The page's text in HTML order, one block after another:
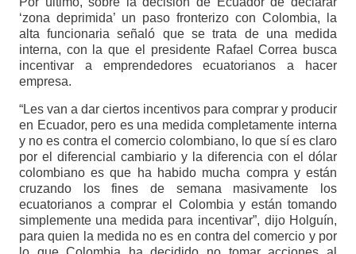
‘zona deprimida’ un paso fronterizo con Colombia, la
alta funcionaria señaló que se trata de una medida
interna, con la que el presidente Rafael Correa busca
incentivar a emprendedores ecuatorianos a hacer
empresa.
“Les van a dar ciertos incentivos para comprar y producir
en Ecuador, pero es una medida completamente interna
y no es contra el comercio colombiano, lo que sí es claro
por el diferencial cambiario y la diferencia con el dólar
colombiano es que ha habido mucha compra y están
cruzando los fines de semana masivamente los
ecuatorianos a comprar el Colombia y están tomando
simplemente una medida para incentivar”, dijo Holguín,
para quien la medida no es en contra del comercio y por